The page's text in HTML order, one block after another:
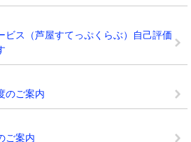
ビス（芦屋すてっぷくらぶ）自己評価
のご案内
ご案内